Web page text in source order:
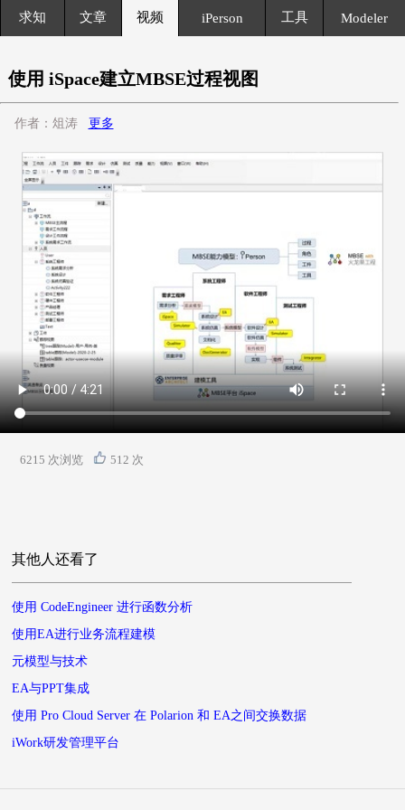
求知 文章 视频 iPerson 工具 Modeler
使用 iSpace建立MBSE过程视图
作者：俎涛 更多
6215 次浏览 512 次
其他人还看了
使用 CodeEngineer 进行函数分析
使用EA进行业务流程建模
元模型与技术
EA与PPT集成
使用 Pro Cloud Server 在 Polarion 和 EA之间交换数据
iWork研发管理平台